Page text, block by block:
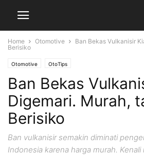
Home Otomotive
Ban Bekas Vulkanisir
Berisiko
Otomotive OtoTips
Ban Bekas
Digemari. Murah,
Berisiko
Ban vulkanisir semakin diminati
Indonesia karena harga murah.